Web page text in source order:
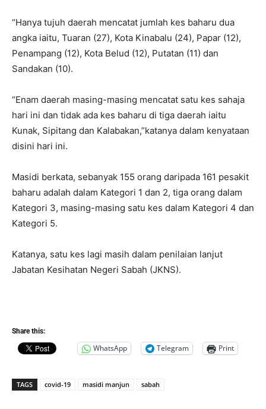
“Hanya tujuh daerah mencatat jumlah kes baharu dua
angka iaitu, Tuaran (27), Kota Kinabalu (24), Papar (12),
Penampang (12), Kota Belud (12), Putatan (11) dan
Sandakan (10).
“Enam daerah masing-masing mencatat satu kes sahaja
hari ini dan tidak ada kes baharu di tiga daerah iaitu
Kunak, Sipitang dan Kalabakan,”katanya dalam kenyataan
disini hari ini.
Masidi berkata, sebanyak 155 orang daripada 161 pesakit
baharu adalah dalam Kategori 1 dan 2, tiga orang dalam
Kategori 3, masing-masing satu kes dalam Kategori 4 dan
Kategori 5.
Katanya, satu kes lagi masih dalam penilaian lanjut
Jabatan Kesihatan Negeri Sabah (JKNS).
Share this:
WhatsApp Telegram Print
TAGS covid-19 masidi manjun sabah